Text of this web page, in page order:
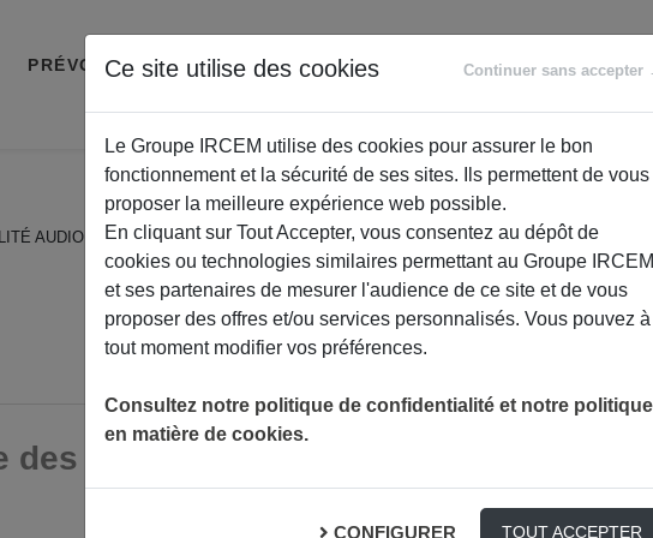
PRÉVOYANCE RETRAITE
ACCOMPAGNEMENT
AUDIO
des 7 perturbateurs endocriniens
Ce site utilise des cookies Continuer sans accepter
Le Groupe IRCEM utilise des cookies pour assurer le bon
fonctionnement et la sécurité de ses sites. Ils permettent de vous
proposer la meilleure expérience web possible.
En cliquant sur Tout Accepter, vous consentez au dépôt de
cookies ou technologies similaires permettant au Groupe IRCEM
et ses partenaires de mesurer l'audience de ce site et de vous
proposer des offres et/ou services personnalisés. Vous pouvez à
tout moment modifier vos préférences.
Consultez notre politique de confidentialité et notre politique
en matière de cookies.
CONFIGURER TOUT ACCEPTER